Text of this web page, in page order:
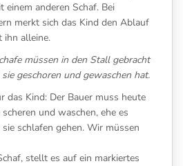
anderen Schaf. Bei
merkt sich das Kind den Ablauf
ihn alleine.
müssen in den Stall gebracht
geschoren und gewaschen hat.
das Kind: Der Bauer muss heute
und waschen, ehe es
schlafen gehen. Wir müssen
stellt es auf ein markiertes